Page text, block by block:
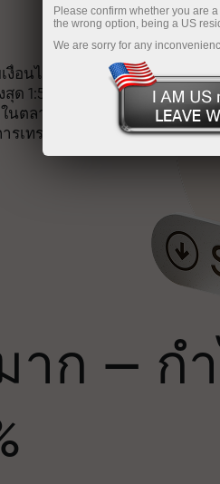
งื่อนไขที่แข่งขัน
ด 1:5000 สเปร
ตลาด รวมถึง
รเทรดหุ้นและ
นำความ
ารเทรด ใน
าลใจให้ลูกค้า
าก — ก
Please confirm whether you are
the wrong option, being a US
We are sorry for any